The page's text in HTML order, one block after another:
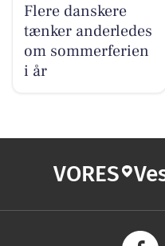
Flere danskere
tænker anderledes
om sommerferien
i år
VORES